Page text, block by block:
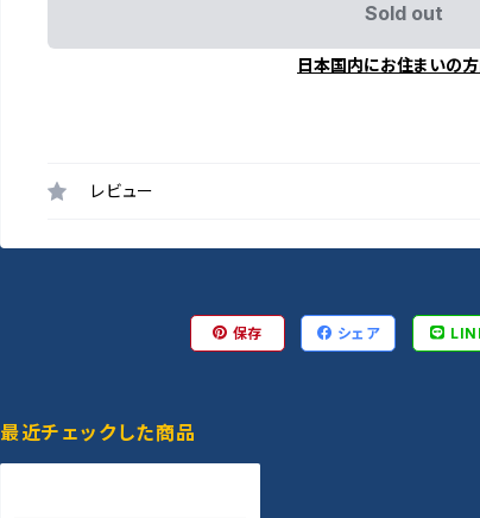
Sold out
日本国内にお住まいの
レビュー
保存 シェア
最近チェックした商品